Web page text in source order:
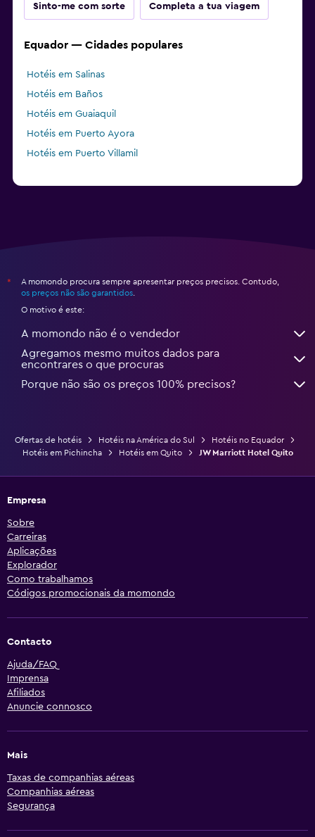
Sinto-me com sorte Completa a tua viagem
Equador — Cidades populares
Hotéis em Salinas
Hotéis em Baños
Hotéis em Guaiaquil
Hotéis em Puerto Ayora
Hotéis em Puerto Villamil
*
A momondo procura sempre apresentar preços precisos. Contudo,
os preços não são garantidos
O motivo é este:
A momondo não é o vendedor
Agregamos mesmo muitos dados para
encontrares o que procuras
Porque não são os preços 100% precisos?
Ofertas de hotéis Hotéis na América do Sul
Hotéis no Equador
Hotéis em Pichincha
Hotéis em Quito JW Marriott Hotel Quito
Empresa
Sobre
Carreiras
Aplicações
Explorador
Como trabalhamos
Códigos promocionais da momondo
Contacto
Ajuda/FAQ
Imprensa
Afiliados
Anuncie connosco
Mais
Taxas de companhias aéreas
Companhias aéreas
Segurança